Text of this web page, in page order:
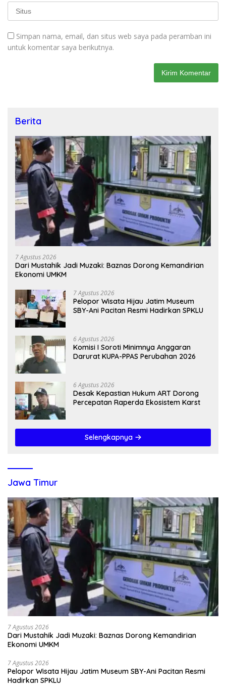
Simpan nama, email, dan situs web saya pada peramban ini
untuk komentar saya berikutnya.
Berita
7 Agustus 2026
Dari Mustahik Jadi Muzaki: Baznas Dorong Kemandirian
Ekonomi UMKM
7 Agustus 2026
Pelopor Wisata Hijau Jatim Museum
SBY-Ani Pacitan Resmi Hadirkan SPKLU
6 Agustus 2026
Komisi I Soroti Minimnya Anggaran
Darurat KUPA-PPAS Perubahan 2026
6 Agustus 2026
Desak Kepastian Hukum ART Dorong
Percepatan Raperda Ekosistem Karst
Selengkapnya
Jawa Timur
7 Agustus 2026
Dari Mustahik Jadi Muzaki: Baznas Dorong Kemandirian
Ekonomi UMKM
7 Agustus 2026
Pelopor Wisata Hijau Jatim Museum SBY-Ani Pacitan Resmi
Hadirkan SPKLU